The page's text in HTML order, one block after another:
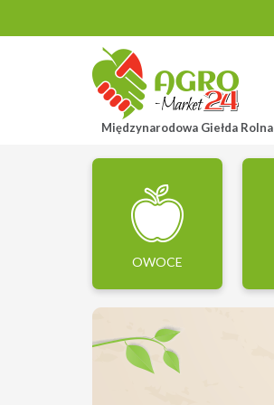
Międzynarodowa Giełda Rolna
OWOCE